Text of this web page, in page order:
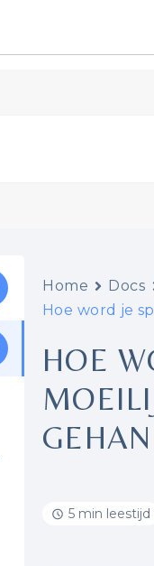
Home
Docs
Hoe word je
HOE
5 min leestijd